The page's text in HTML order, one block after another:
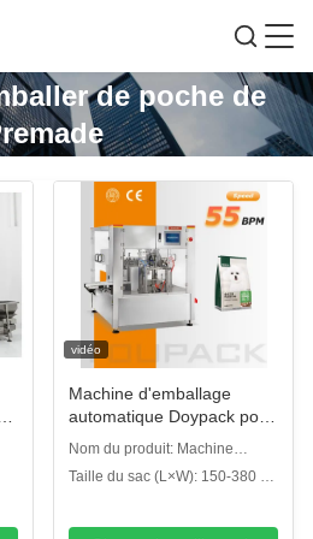
de poche de
vidéo
Machine d'emballage
automatique Doypack pour
les collations aux amandes
et aux noix de cajou
Nom du produit: Machine
d'emballage Doypack pour
Taille du sac (L×W): 150-380 ×